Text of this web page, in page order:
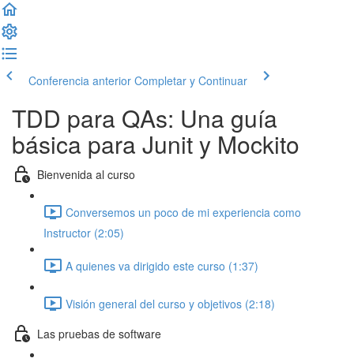
Conferencia anterior Completar y Continuar
TDD para QAs: Una guía
básica para Junit y Mockito
Bienvenida al curso
Conversemos un poco de mi experiencia como
Instructor (2:05)
A quienes va dirigido este curso (1:37)
Visión general del curso y objetivos (2:18)
Las pruebas de software